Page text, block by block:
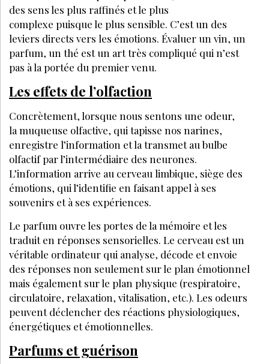
Soyez informé en avant-première des actualités
Bénéficiez de tarifs préférentiels sur nos
produits et évènements
VOS QUESTIONS:
Pourquoi intégrer le parfum dans un soin ?
Quel rituel pour un soin avec du parfum ?
Quelles sont les origines du parfum ?